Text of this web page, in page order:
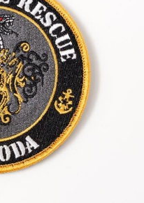
・タオル・ストラップ・